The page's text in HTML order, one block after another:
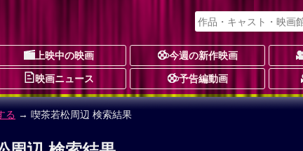
上映中の映画 今週の新作映画
映画ニュース 予告編動画
る → 喫茶若松周辺 検索結果